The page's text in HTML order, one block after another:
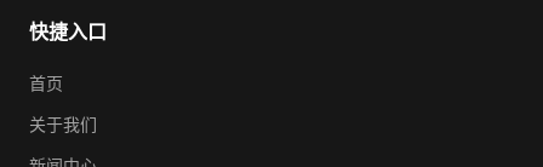
快捷入口
首页
关于我们